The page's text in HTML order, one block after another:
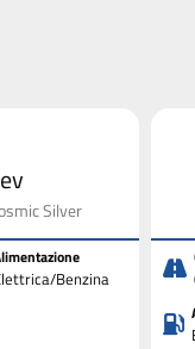
Silver
Benzina